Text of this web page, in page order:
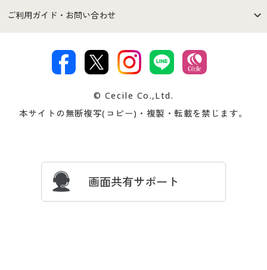
セシールご利用規約
著作権・商標について 会社案内
商品カテゴリ
プレゼント＆キャンペーン サイトマップ
ご利用ガイド・お問い合わせ
交換・返品は お支払は
ついて
忘れの場合
© Cecile Co.,Ltd.
本サイトの無断複写(コピー)・複製・転載を禁じます。
画面共有サポート